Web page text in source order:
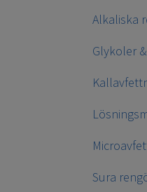
Alkaliska
Glykoler
Sura